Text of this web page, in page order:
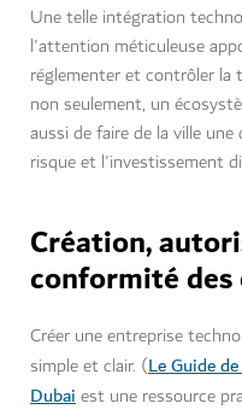
Une telle intégration
l'attention méticuleuse
réglementer et contrôler la
non seulement, un
aussi de faire de la ville
risque et l'investissement
Création,
conformité
Créer une entreprise
simple et clair. (Le Guide
Dubaiest une ressource